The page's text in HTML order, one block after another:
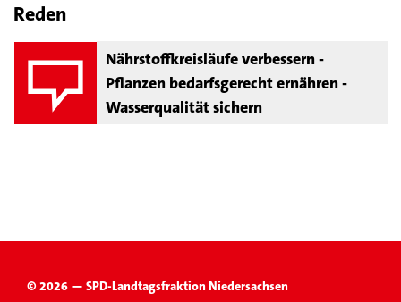
Reden
Nährstoffkreisläufe verbessern -
Pflanzen bedarfsgerecht ernähren -
Wasserqualität sichern
© 2026 — SPD-Landtagsfraktion Niedersachsen